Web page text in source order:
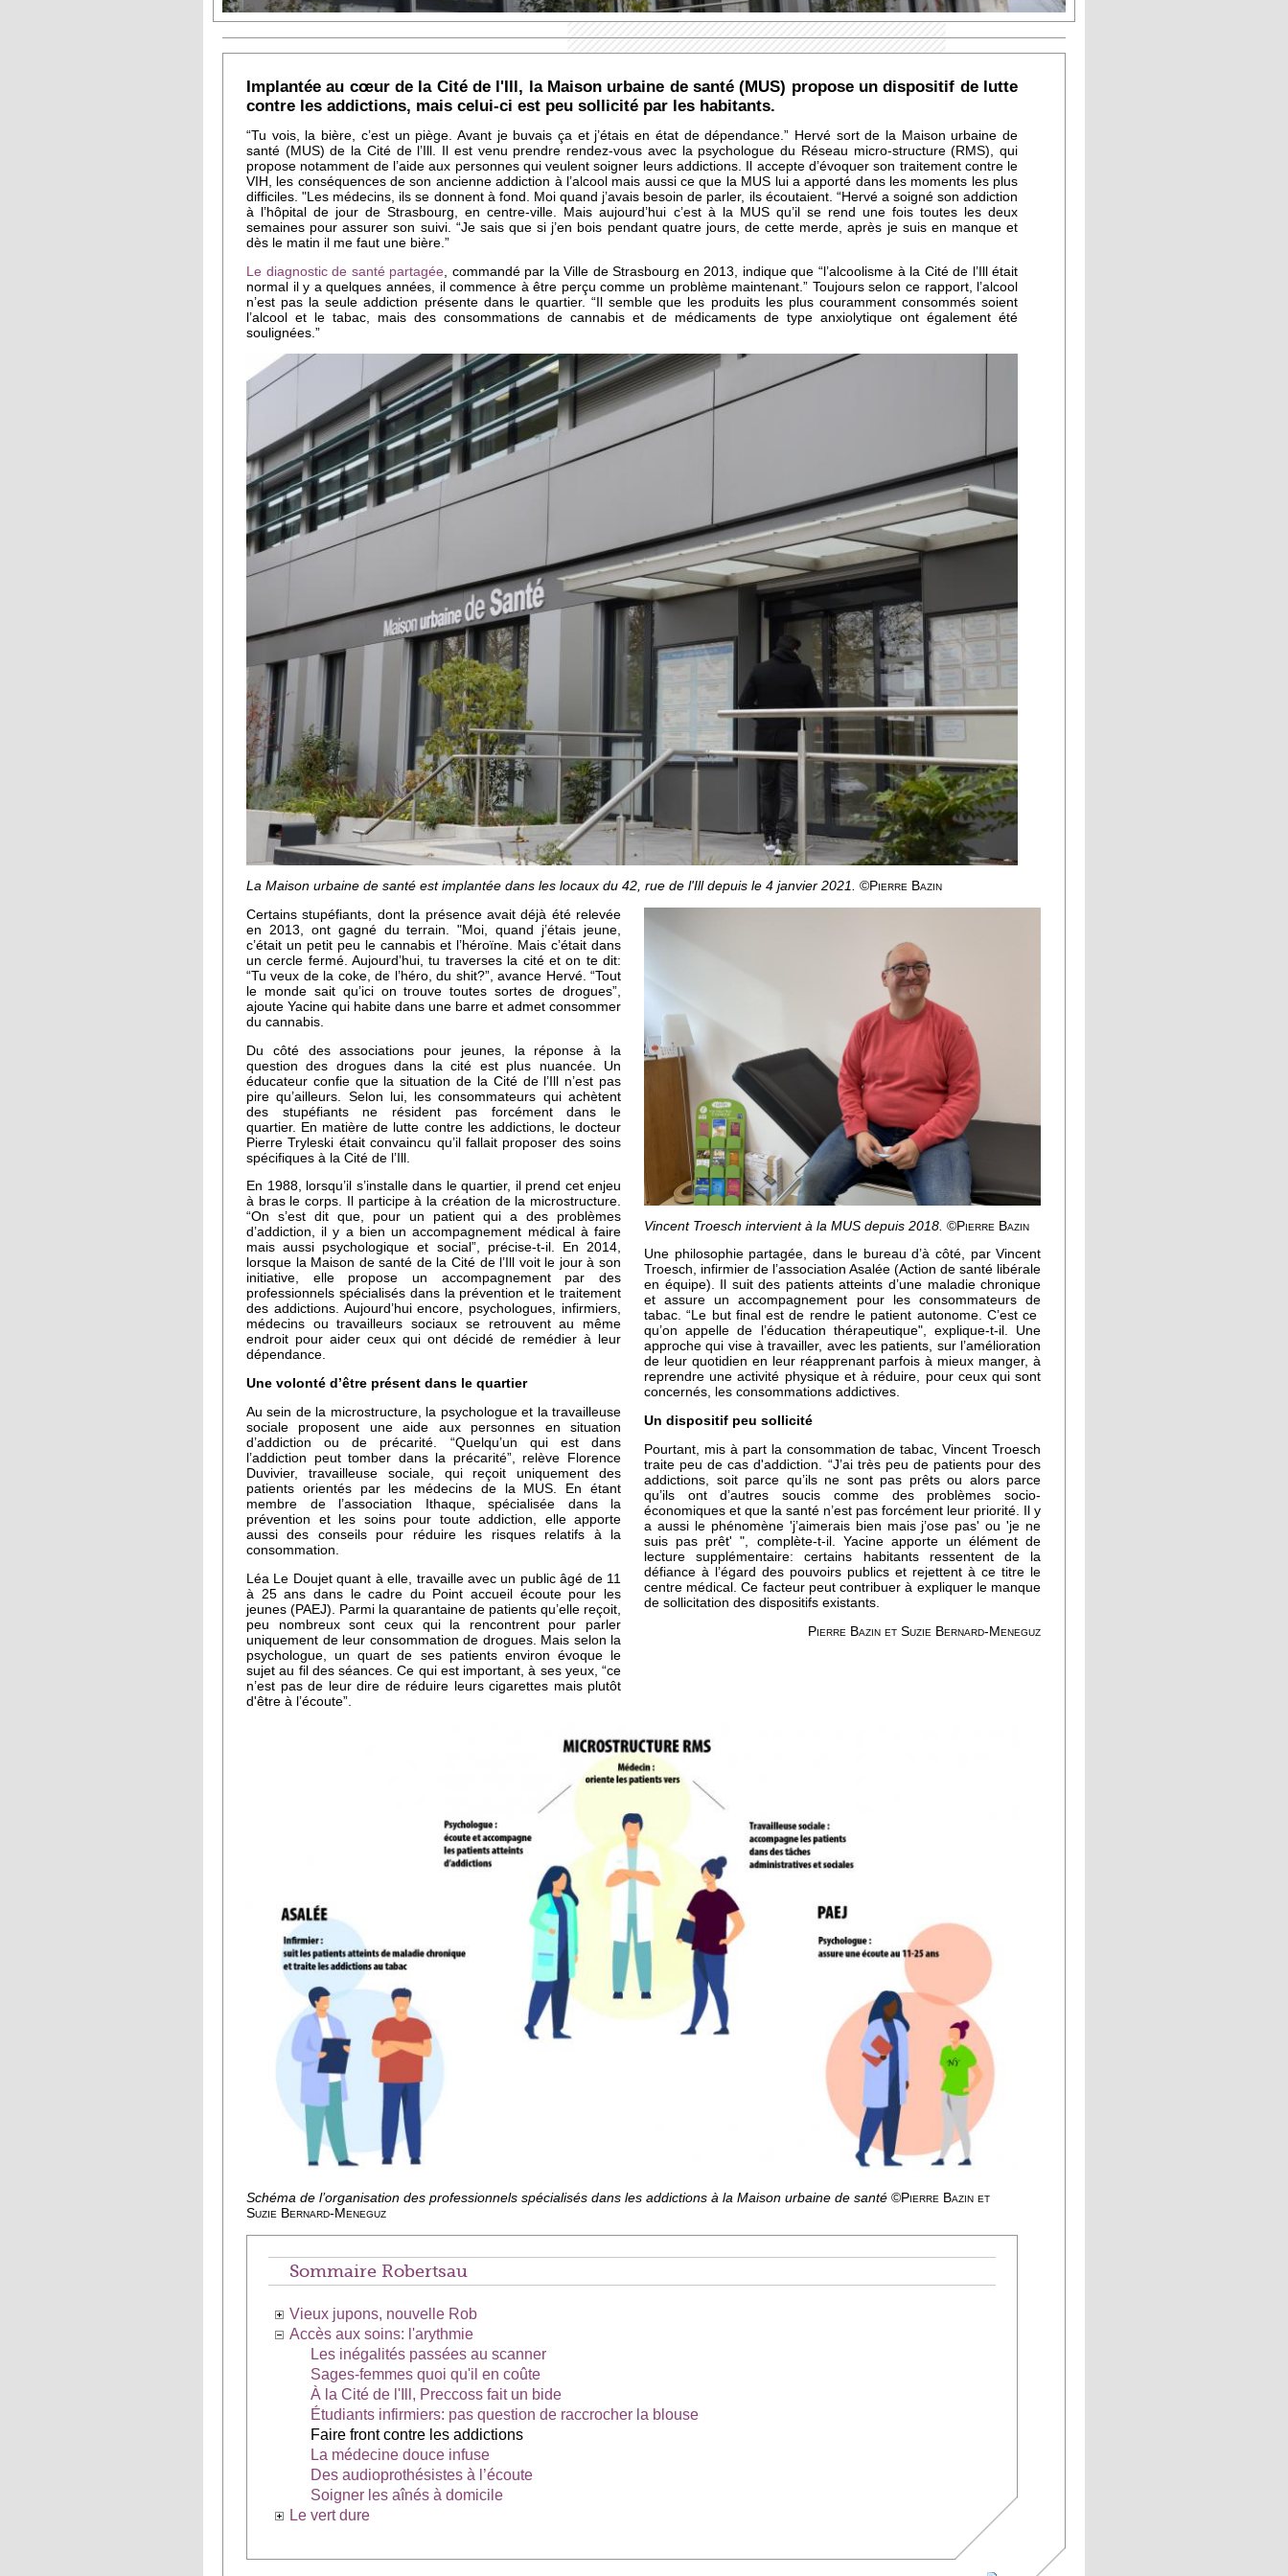
Implantée au cœur de la Cité de l'Ill, la Maison urbaine de santé (MUS) propose un dispositif de lutte
contre les addictions, mais celui-ci est peu sollicité par les habitants.
“Tu vois, la bière, c’est un piège. Avant je buvais ça et j’étais en état de dépendance.” Hervé sort de la Maison urbaine de
santé (MUS) de la Cité de l’Ill. Il est venu prendre rendez-vous avec la psychologue du Réseau micro-structure (RMS), qui
propose notamment de l’aide aux personnes qui veulent soigner leurs addictions. Il accepte d’évoquer son traitement contre le
VIH, les conséquences de son ancienne addiction à l’alcool mais aussi ce que la MUS lui a apporté dans les moments les plus
difficiles. "Les médecins, ils se donnent à fond. Moi quand j’avais besoin de parler, ils écoutaient. “Hervé a soigné son addiction
à l’hôpital de jour de Strasbourg, en centre-ville. Mais aujourd’hui c’est à la MUS qu’il se rend une fois toutes les deux
semaines pour assurer son suivi. “Je sais que si j’en bois pendant quatre jours, de cette merde, après je suis en manque et
dès le matin il me faut une bière.”
Le diagnostic de santé partagée , commandé par la Ville de Strasbourg en 2013, indique que ​“l’alcoolisme à la Cité de l’Ill était
normal il y a quelques années, il commence à être perçu comme un problème maintenant.” Toujours selon ce rapport, l’alcool
n’est pas la seule addiction présente dans le quartier. “Il semble que les produits les plus couramment consommés soient
l’alcool et le tabac, mais des consommations de cannabis et de médicaments de type anxiolytique ont également été
soulignées.”
La Maison urbaine de santé est implantée dans les locaux du 42, rue de l'Ill depuis le 4 janvier 2021. ©Pierre Bazin
Certains stupéfiants, dont la présence avait déjà été relevée
en 2013, ont gagné du terrain. "Moi, quand j’étais jeune,
c’était un petit peu le cannabis et l’héroïne. Mais c’était dans
un cercle fermé. Aujourd’hui, tu traverses la cité et on te dit:
“Tu veux de la coke, de l’héro, du shit?”, avance Hervé. “Tout
le monde sait qu’ici on trouve toutes sortes de drogues”,
ajoute Yacine qui habite dans une barre et admet consommer
du cannabis.
Du côté des associations pour jeunes, la réponse à la
question des drogues dans la cité est plus nuancée. Un
éducateur confie que la situation de la Cité de l’Ill n’est pas
pire qu’ailleurs. Selon lui, les consommateurs qui achètent
des stupéfiants ne résident pas forcément dans le
quartier. En matière de lutte contre les addictions, le docteur
Pierre Tryleski était convaincu qu’il fallait proposer des soins
spécifiques à la Cité de l’Ill.
En 1988, lorsqu’il s’installe dans le quartier, il prend cet enjeu
à bras le corps. Il participe à la création de la microstructure.
“On s’est dit que, pour un patient qui a des problèmes
d’addiction, il y a bien un accompagnement médical à faire
mais aussi psychologique et social”, précise-t-il. En 2014,
lorsque la Maison de santé de la Cité de l’Ill voit le jour à son
initiative, elle propose un accompagnement par des
professionnels spécialisés dans la prévention et le traitement
des addictions. Aujourd’hui encore, psychologues, infirmiers,
médecins ou travailleurs sociaux se retrouvent au même
endroit pour aider ceux qui ont décidé de remédier à leur
dépendance.
Une volonté d’être présent dans le quartier
Au sein de la microstructure, la psychologue et la travailleuse
sociale proposent une aide aux personnes en situation
d’addiction ou de précarité. “Quelqu’un qui est dans
l’addiction peut tomber dans la précarité”, relève Florence
Duvivier, travailleuse sociale, qui reçoit uniquement des
patients orientés par les médecins de la MUS. En étant
membre de l’association Ithaque, spécialisée dans la
prévention et les soins pour toute addiction, elle apporte
aussi des conseils pour réduire les risques relatifs à la
consommation.
Léa Le Doujet quant à elle, travaille avec un public âgé de 11
à 25 ans dans le cadre du Point accueil écoute pour les
jeunes (PAEJ). Parmi la quarantaine de patients qu’elle reçoit,
peu nombreux sont ceux qui la rencontrent pour parler
uniquement de leur consommation de drogues. Mais selon la
psychologue, un quart de ses patients environ évoque le
sujet au fil des séances. Ce qui est important, à ses yeux, “ce
n’est pas de leur dire de réduire leurs cigarettes mais plutôt
d'être à l’écoute”.
Vincent Troesch intervient à la MUS depuis 2018. ©Pierre Bazin
Une philosophie partagée, dans le bureau d’à côté, par Vincent
Troesch, infirmier de l’association Asalée (Action de santé libérale
en équipe). Il suit des patients atteints d’une maladie chronique
et assure un accompagnement pour les consommateurs de
tabac. “Le but final est de rendre le patient autonome. C’est ce
qu’on appelle de l’éducation thérapeutique", explique-t-il. Une
approche qui vise à travailler, avec les patients, sur l’amélioration
de leur quotidien en leur réapprenant parfois à mieux manger, à
reprendre une activité physique et à réduire, pour ceux qui sont
concernés, les consommations addictives.
Un dispositif peu sollicité
Pourtant, mis à part la consommation de tabac, Vincent Troesch
traite peu de cas d'addiction. “J’ai très peu de patients pour des
addictions, soit parce qu’ils ne sont pas prêts ou alors parce
qu’ils ont d’autres soucis comme des problèmes socio-
économiques et que la santé n’est pas forcément leur priorité. Il y
a aussi le phénomène 'j’aimerais bien mais j’ose pas' ou 'je ne
suis pas prêt' ", complète-t-il. Yacine apporte un élément de
lecture supplémentaire: certains habitants ressentent de la
défiance à l’égard des pouvoirs publics et rejettent à ce titre le
centre médical. Ce facteur peut contribuer à expliquer le manque
de sollicitation des dispositifs existants.
Pierre Bazin et Suzie Bernard-Meneguz
Schéma de l’organisation des professionnels spécialisés dans les addictions à la Maison urbaine de santé ©Pierre Bazin et
Suzie Bernard-Meneguz
Sommaire Robertsau
Vieux jupons, nouvelle Rob
Accès aux soins: l'arythmie
Les inégalités passées au scanner
Sages-femmes quoi qu'il en coûte
À la Cité de l'Ill, Preccoss fait un bide
Étudiants infirmiers: pas question de raccrocher la blouse
Faire front contre les addictions
La médecine douce infuse
Des audioprothésistes à l’écoute
Soigner les aînés à domicile
Le vert dure